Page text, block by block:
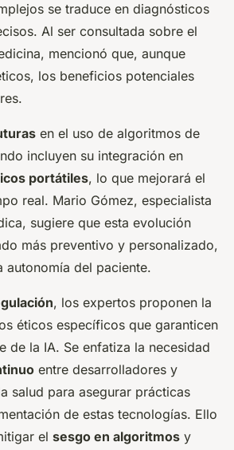
se traduce en diagnósticos
Al ser consultada sobre el
mencionó que, aunque
los beneficios potenciales
en el uso de algoritmos de
incluyen su integración en
portátiles, lo que mejorará el
real. Mario Gómez, especialista
sugiere que esta evolución
más preventivo y personalizado,
autonomía del paciente.
, los expertos proponen la
éticos específicos que garanticen
de la IA. Se enfatiza la necesidad
entre desarrolladores y
salud para asegurar prácticas
de estas tecnologías. Ello
el sesgo en algoritmos y